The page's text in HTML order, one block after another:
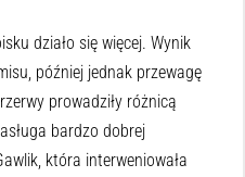
działo się więcej. Wynik
później jednak przewagę
prowadziły różnicą
bardzo dobrej
która interweniowała